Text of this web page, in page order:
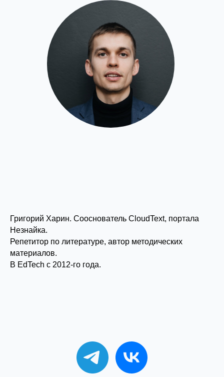
Григорий Харин. Сооснователь CloudText, портала
Незнайка.
Репетитор по литературе, автор методических
материалов.
В EdTech с 2012-го года.